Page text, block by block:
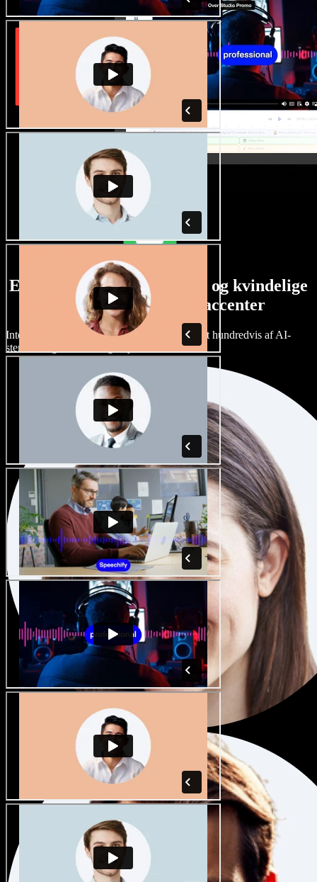
Et stort udvalg af mandlige og kvindelige
stemmer i alverdens accenter
Intet projekt behøver at lyde ens. Vælg blandt hundredvis af AI-
stemmer og accenter, og finjuster dem.